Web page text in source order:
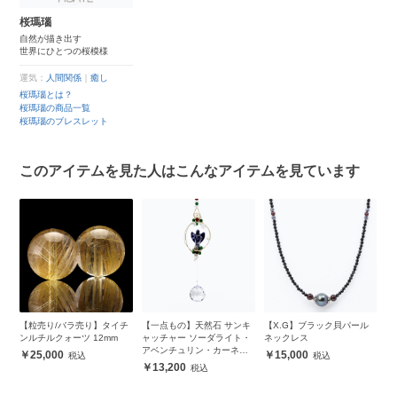
桜瑪瑙
自然が描き出す
世界にひとつの桜模様
運気： 人間関係 ｜癒し
桜瑪瑙とは？
桜瑪瑙の商品一覧
桜瑪瑙のブレスレット
このアイテムを見た人はこんなアイテムを見ています
【粒売り/バラ売り】タイチ
ンルチルクォーツ 12mm
25,000
【一点もの】天然石 サンキ
ャッチャー ソーダライト・
アベンチュリン・カーネリ
アン｜天使からのメッセー
13,200
【X.G】ブラック貝パール
ネックレス
15,000